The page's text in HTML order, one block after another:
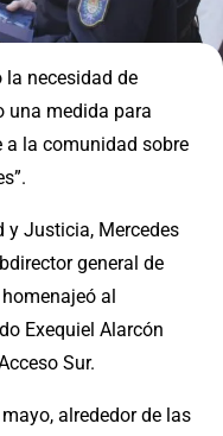
la necesidad de
una medida para
la comunidad sobre
y Justicia, Mercedes
general de
al
Exequiel Alarcón
Sur.
alrededor de las